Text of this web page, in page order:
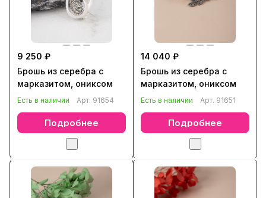
9 250 ₽
Брошь из серебра с
марказитом, ониксом
Есть в наличии Арт. 91654
Подробнее
14 040 ₽
Брошь из серебра с
марказитом, ониксом
Есть в наличии Арт. 91651
Подробнее